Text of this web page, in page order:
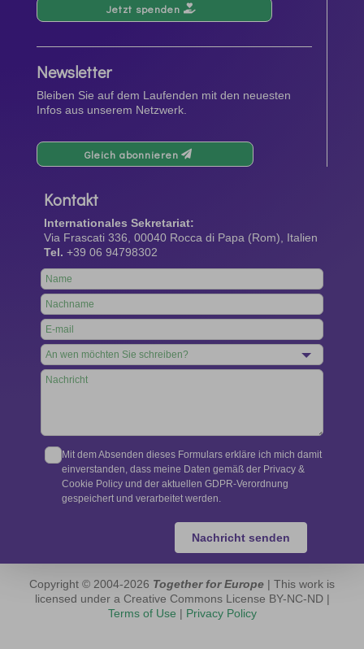
Jetzt spenden
Newsletter
Bleiben Sie auf dem Laufenden mit den neuesten
Infos aus unserem Netzwerk.
Gleich abonnieren
Kontakt
Internationales Sekretariat:
Via Frascati 336, 00040 Rocca di Papa (Rom), Italien
Tel. +39 06 94798302
Leave
this
field
blank
Mit dem Absenden dieses Formulars erkläre ich mich damit
einverstanden, dass meine Daten gemäß der Privacy &
Cookie Policy und der aktuellen GDPR-Verordnung
gespeichert und verarbeitet werden.
Nachricht senden
Copyright © 2004-2026 Together for Europe | This work is
licensed under a Creative Commons License BY-NC-ND |
Terms of Use | Privacy Policy